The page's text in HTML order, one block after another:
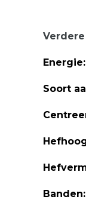
Energie:
Soort
Banden: